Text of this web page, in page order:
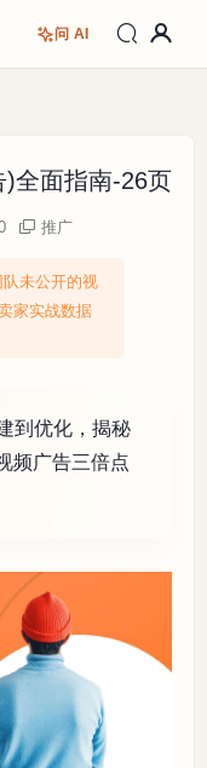
问 AI
全面指南-26页
推广
未公开的视
家实战数据
到优化，揭秘
频广告三倍点